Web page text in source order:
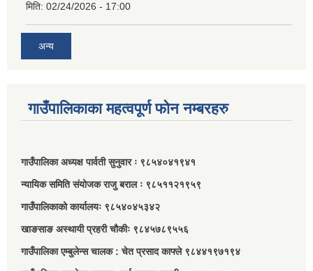
मिति: 02/24/2026 - 17:00
अन्य
गाउँपालिकाका महत्वपूर्ण फोन नम्बरहरु
गाउँपालिका अध्यक्ष पार्वती सुनुवार ः ९८५४०४१९४१
न्यायिक समिति संयोजक राजु बराल ः ९८५११२१९५९
गाउँपालिकाको कार्यालयः ९८५४०४५३४२
खाङसाङ अस्थायी प्रहरी चौकीः ९८४५७८९५५६
गाउँपालिका एम्बुलेन्स चालक : चेत प्रसाद काफ्ले ९८४४१९७१९४